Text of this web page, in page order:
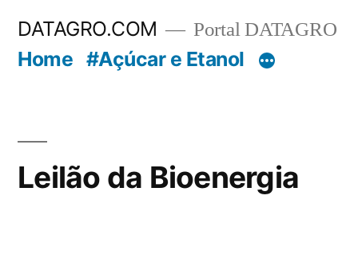
DATAGRO.COM Portal DATAGRO
Home #Açúcar e Etanol
Leilão da Bioenergia